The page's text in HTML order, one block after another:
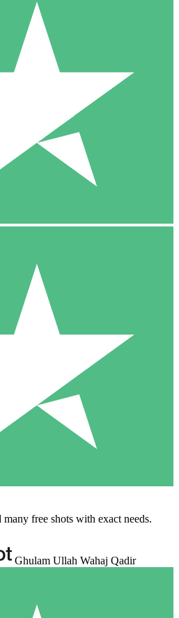
free shots with exact needs.
Ghulam Ullah Wahaj Qadir